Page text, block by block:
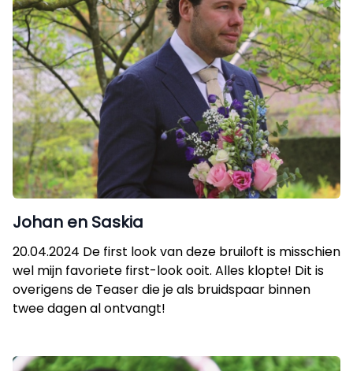
Johan en Saskia
20.04.2024 De first look van deze bruiloft is misschien
wel mijn favoriete first-look ooit. Alles klopte! Dit is
overigens de Teaser die je als bruidspaar binnen
twee dagen al ontvangt!